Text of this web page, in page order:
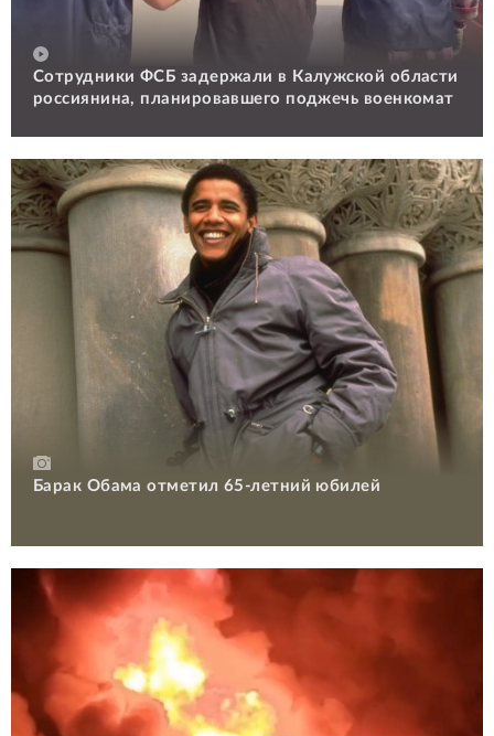
Сотрудники ФСБ задержали в Калужской области
россиянина, планировавшего поджечь военкомат
Барак Обама отметил 65-летний юбилей